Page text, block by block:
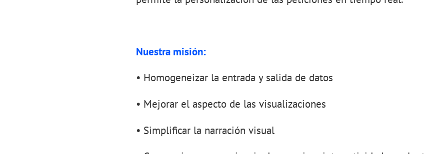
Nuestra misión:
• Homogeneizar la entrada y salida de datos
• Mejorar el aspecto de las visualizaciones
• Simplificar la narración visual